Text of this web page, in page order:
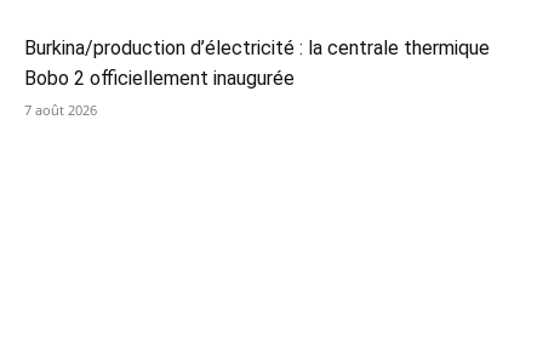
Burkina/production d’électricité : la centrale thermique
Bobo 2 officiellement inaugurée
7 août 2026